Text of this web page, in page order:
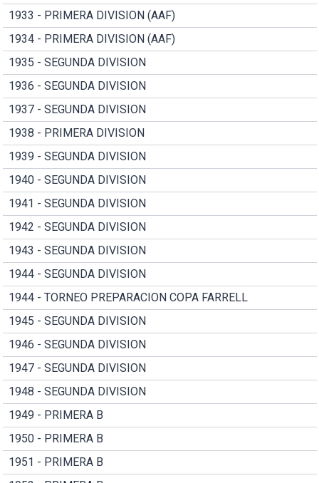
1933 - PRIMERA DIVISION (AAF)
1934 - PRIMERA DIVISION (AAF)
1935 - SEGUNDA DIVISION
1936 - SEGUNDA DIVISION
1937 - SEGUNDA DIVISION
1938 - PRIMERA DIVISION
1939 - SEGUNDA DIVISION
1940 - SEGUNDA DIVISION
1941 - SEGUNDA DIVISION
1942 - SEGUNDA DIVISION
1943 - SEGUNDA DIVISION
1944 - SEGUNDA DIVISION
1944 - TORNEO PREPARACION COPA FARRELL
1945 - SEGUNDA DIVISION
1946 - SEGUNDA DIVISION
1947 - SEGUNDA DIVISION
1948 - SEGUNDA DIVISION
1949 - PRIMERA B
1950 - PRIMERA B
1951 - PRIMERA B